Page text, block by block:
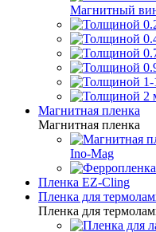
Магнитный
Магнитная пленка
Магнитная пленка
Ino-Mag
Пленка EZ-Cling
Пленка для
Пленка для